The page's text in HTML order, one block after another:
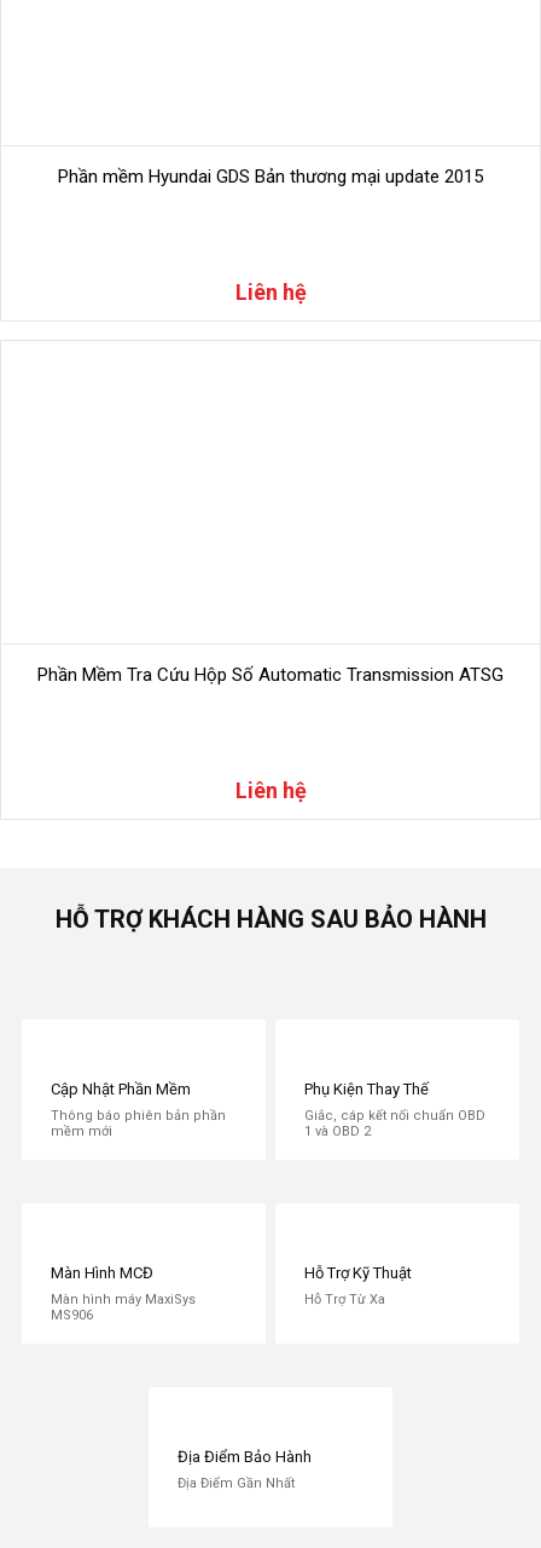
Phần mềm Hyundai GDS Bản thương mại update 2015
Liên hệ
Phần Mềm Tra Cứu Hộp Số Automatic Transmission ATSG
Liên hệ
HỖ TRỢ KHÁCH HÀNG SAU BẢO HÀNH
Cập Nhật Phần Mềm
Thông báo phiên bản phần
mềm mới
Phụ Kiện Thay Thế
Giắc, cáp kết nối chuẩn OBD
1 và OBD 2
Màn Hình MCĐ
Màn hình máy MaxiSys
MS906
Hỗ Trợ Kỹ Thuật
Hỗ Trợ Từ Xa
Địa Điểm Bảo Hành
Địa Điểm Gần Nhất